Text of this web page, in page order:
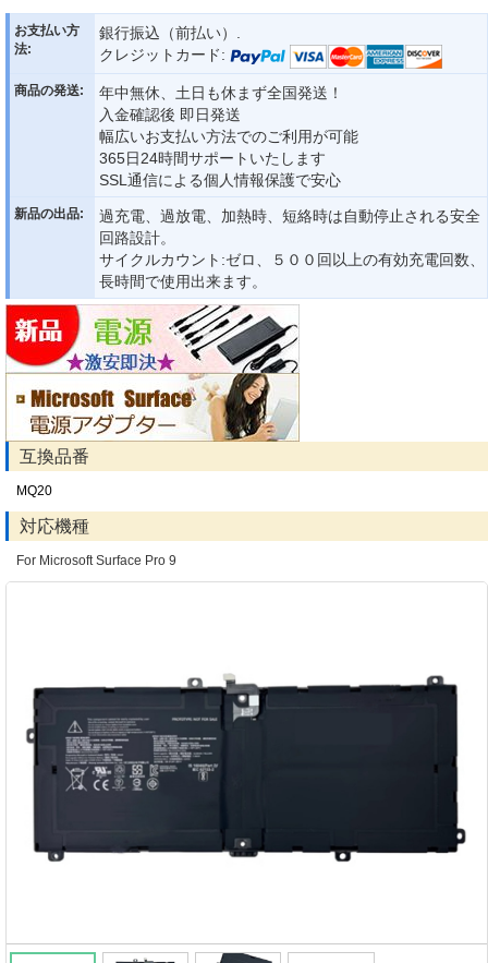
お支払い方
法:
銀行振込（前払い）.
クレジットカード:
商品の発送:
年中無休、土日も休まず全国発送！
入金確認後 即日発送
幅広いお支払い方法でのご利用が可能
365日24時間サポートいたします
SSL通信による個人情報保護で安心
新品の出品:
過充電、過放電、加熱時、短絡時は自動停止される安全
回路設計。
サイクルカウント:ゼロ、５００回以上の有効充電回数、
長時間で使用出来ます。
互換品番
MQ20
対応機種
For Microsoft Surface Pro 9